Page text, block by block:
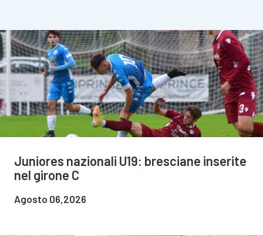
Juniores nazionali U19: bresciane inserite
nel girone C
Agosto 06,2026